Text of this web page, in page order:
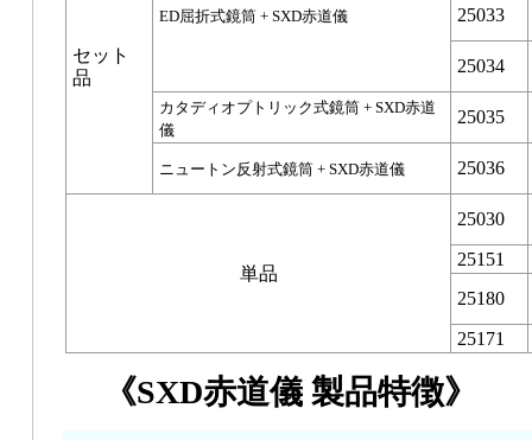
セット
品
ED屈折式鏡筒 + SXD赤道儀 25033
25034
カタディオプトリック式鏡筒 + SXD赤道
儀
25035
ニュートン反射式鏡筒 + SXD赤道儀 25036
単品
25030
25151
25180
25171
《SXD赤道儀 製品特徴》